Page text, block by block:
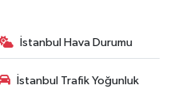
İstanbul Hava Durumu
İstanbul Trafik Yoğunluk